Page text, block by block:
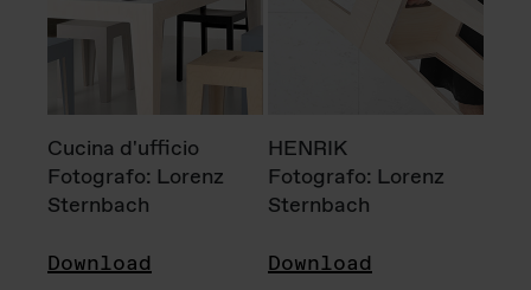
Cucina d'ufficio
Fotografo: Lorenz
Sternbach
Download
HENRIK
Fotografo: Lorenz
Sternbach
Download